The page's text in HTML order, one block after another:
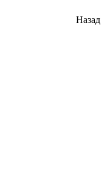
Назад